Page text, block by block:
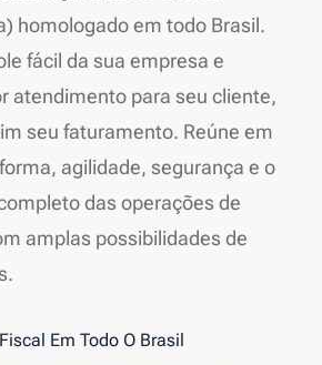
homologado em todo Brasil.
fácil da sua empresa e
atendimento para seu cliente,
seu faturamento. Reúne em
agilidade, segurança e o
das operações de
amplas possibilidades de
Em Todo O Brasil